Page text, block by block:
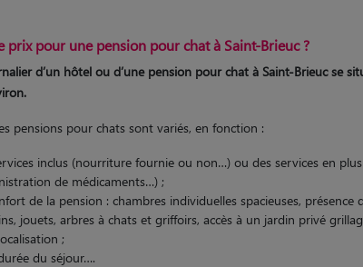
prix pour une pension pour chat à Saint-Brieuc ?
d’un hôtel ou d’une pension pour chat à Saint-Brieuc se
pensions pour chats sont variés, en fonction :
inclus (nourriture fournie ou non…) ou des services en plus
de médicaments…) ;
de la pension : chambres individuelles spacieuses, présence
jouets, arbres à chats et griffoirs, accès à un jardin privé
;
du séjour….